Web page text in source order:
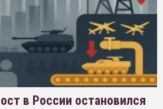
в России остановился